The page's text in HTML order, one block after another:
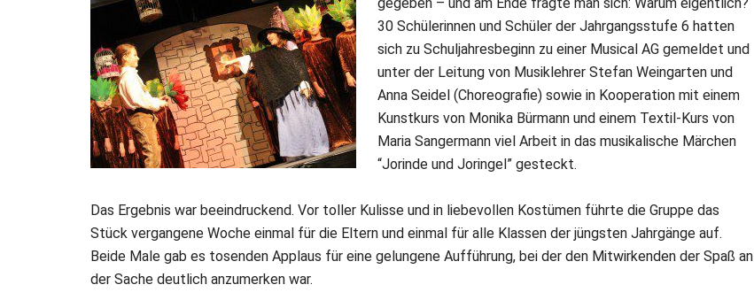
gegeben – und am Ende fragte man sich: Warum eigentlich?
30 Schülerinnen und Schüler der Jahrgangsstufe 6 hatten
sich zu Schuljahresbeginn zu einer Musical AG gemeldet und
unter der Leitung von Musiklehrer Stefan Weingarten und
Anna Seidel (Choreografie) sowie in Kooperation mit einem
Kunstkurs von Monika Bürmann und einem Textil-Kurs von
Maria Sangermann viel Arbeit in das musikalische Märchen
“Jorinde und Joringel” gesteckt.
Das Ergebnis war beeindruckend. Vor toller Kulisse und in liebevollen Kostümen führte die Gruppe das
Stück vergangene Woche einmal für die Eltern und einmal für alle Klassen der jüngsten Jahrgänge auf.
Beide Male gab es tosenden Applaus für eine gelungene Aufführung, bei der den Mitwirkenden der Spaß an
der Sache deutlich anzumerken war.